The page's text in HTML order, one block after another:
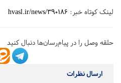
لینک کوتاه خبر: hvasl.ir/news/390186
حلقه وصل را در پیام‌رسان‌ها دنبال کنید
ارسال نظرات